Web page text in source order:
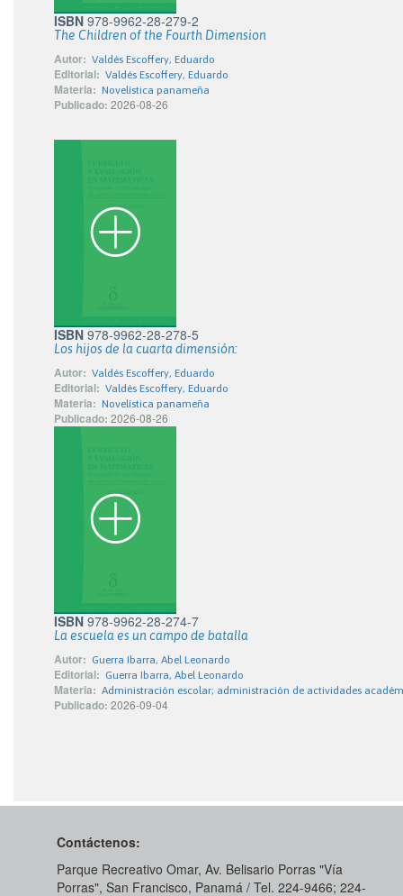
ISBN 978-9962-28-279-2
The Children of the Fourth Dimension
Autor: Valdés Escoffery, Eduardo
Editorial: Valdés Escoffery, Eduardo
Materia: Novelística panameña
Publicado: 2026-08-26
ISBN 978-9962-28-278-5
Los hijos de la cuarta dimensión:
Autor: Valdés Escoffery, Eduardo
Editorial: Valdés Escoffery, Eduardo
Materia: Novelística panameña
Publicado: 2026-08-26
ISBN 978-9962-28-274-7
La escuela es un campo de batalla
Autor: Guerra Ibarra, Abel Leonardo
Editorial: Guerra Ibarra, Abel Leonardo
Materia: Administración escolar; administración de actividades
Publicado: 2026-09-04
Contáctenos:
Parque Recreativo Omar, Av. Belisario Porras "Vía
Porras", San Francisco, Panamá / Tel. 224-9466; 224-